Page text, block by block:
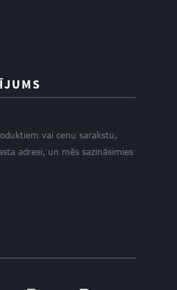
vai cenu sarakstu,
adresi, un mēs sazināsimies